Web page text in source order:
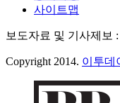
사이트맵
보도자료 및 기사제보 :
Copyright 2014. 이투데